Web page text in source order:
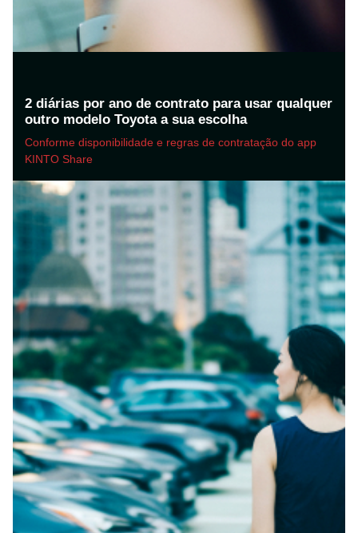
2 diárias por ano de contrato para usar qualquer
outro modelo Toyota a sua escolha
Conforme disponibilidade e regras de contratação do app
KINTO Share